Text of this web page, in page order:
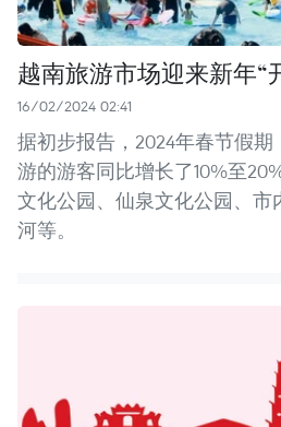
越南旅游市场迎来新年“
16/02/2024 02:41
据初步报告，2024年春节假
游的游客同比增长了10%至
文化公园、仙泉文化公园、
河等。